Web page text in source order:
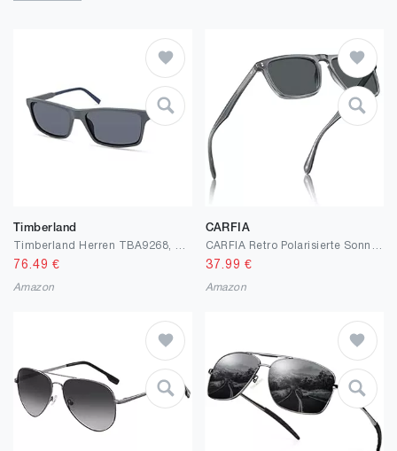
Timberland
76.49 €
Amazon
CARFIA
37.99 €
Amazon